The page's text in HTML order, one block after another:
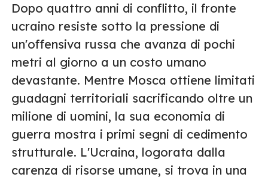
Dopo quattro anni di conflitto, il fronte
ucraino resiste sotto la pressione di
un'offensiva russa che avanza di pochi
metri al giorno a un costo umano
devastante. Mentre Mosca ottiene limitati
guadagni territoriali sacrificando oltre un
milione di uomini, la sua economia di
guerra mostra i primi segni di cedimento
strutturale. L'Ucraina, logorata dalla
carenza di risorse umane, si trova in una